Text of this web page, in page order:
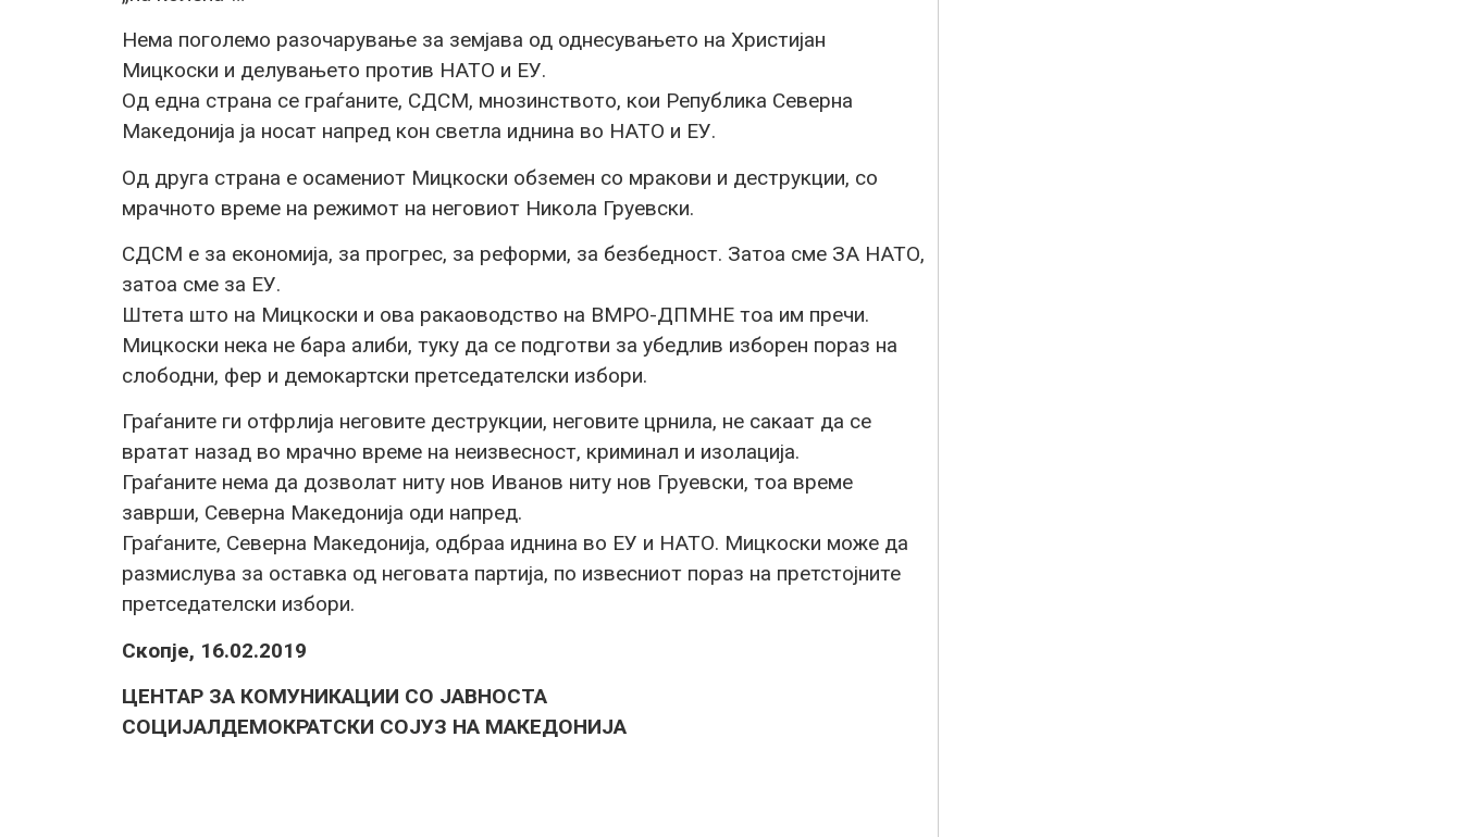
Нема поголемо разочарување за земјава од однесувањето на Христијан
Мицкоски и делувањето против НАТО и ЕУ.
Од една страна се граѓаните, СДСМ, мнозинството, кои Република Северна
Македонија ја носат напред кон светла иднина во НАТО и ЕУ.
Од друга страна е осамениот Мицкоски обземен со мракови и деструкции, со
мрачното време на режимот на неговиот Никола Груевски.
СДСМ е за економија, за прогрес, за реформи, за безбедност. Затоа сме ЗА НАТО,
затоа сме за ЕУ.
Штета што на Мицкоски и ова ракаоводство на ВМРО-ДПМНЕ тоа им пречи.
Мицкоски нека не бара алиби, туку да се подготви за убедлив изборен пораз на
слободни, фер и демокартски претседателски избори.
Граѓаните ги отфрлија неговите деструкции, неговите црнила, не сакаат да се
вратат назад во мрачно време на неизвесност, криминал и изолација.
Граѓаните нема да дозволат ниту нов Иванов ниту нов Груевски, тоа време
заврши, Северна Македонија оди напред.
Граѓаните, Северна Македонија, одбраа иднина во ЕУ и НАТО. Мицкоски може да
размислува за оставка од неговата партија, по извесниот пораз на претстојните
претседателски избори.
Скопје, 16.02.2019
ЦЕНТАР ЗА КОМУНИКАЦИИ СО ЈАВНОСТА
СОЦИЈАЛДЕМОКРАТСКИ СОЈУЗ НА МАКЕДОНИЈА